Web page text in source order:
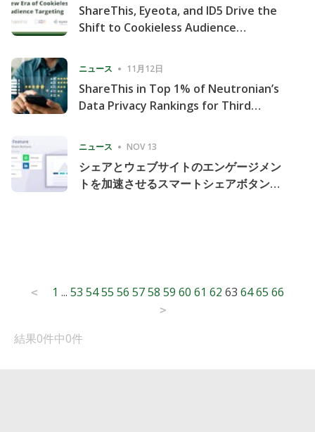
ShareThis, Eyeota, and ID5 Drive the
Shift to Cookieless Audience
ニュース 11月12日
ShareThis in Top 1% of Neutronian’s
Data Privacy Rankings for Third
ニュース NOV 13
シェアとウェブサイトのエンゲージメン
トを加速させるスマートシェアボタンの
Posts
< 1 ... 53 5455 56 5758 59 60 61 62 63 6465 66
>
結果0件中0件